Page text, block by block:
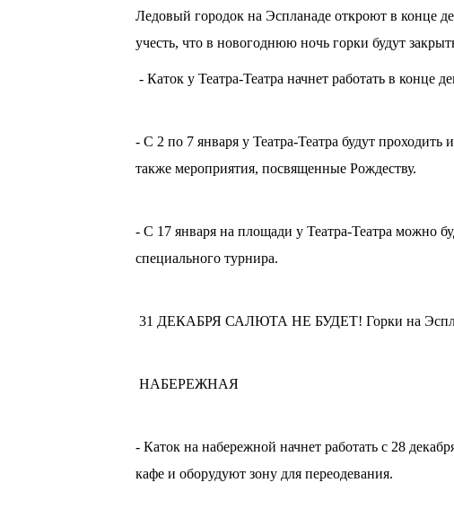
Ледовый городок на Эспланаде откроют в конце
учесть, что в новогоднюю ночь горки будут
- Каток у Театра-Театра начнет работать в конце
- С 2 по 7 января у Театра-Театра будут
также мероприятия, посвященные Рождеству.
- С 17 января на площади у Театра-Театра можно
специального турнира.
31 ДЕКАБРЯ САЛЮТА НЕ БУДЕТ! Горки на
НАБЕРЕЖНАЯ
- Каток на набережной начнет работать с 28
кафе и оборудуют зону для переодевания.